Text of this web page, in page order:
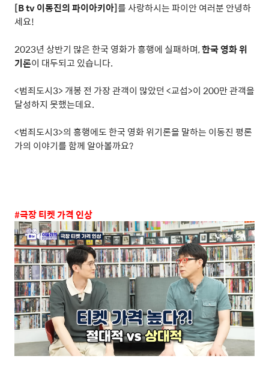
[B tv이동진의 파이아키아]를 사랑하시는 파이안 여러분 안녕하
세요!
2023년 상반기 많은 한국 영화가 흥행에 실패하며,한국 영화 위
기론이 대두되고 있습니다.
<범죄도시3> 개봉 전 가장 관객이 많았던 <교섭>이 200만 관객을
달성하지 못했는데요.
<범죄도시3>의 흥행에도 한국 영화 위기론을 말하는 이동진 평론
가의 이야기를 함께 알아볼까요?
#극장 티켓 가격 인상